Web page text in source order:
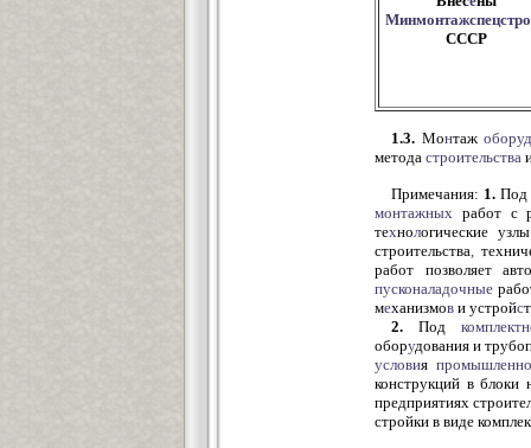
СССР
1.3. Монтаж
метода строительства
Примечания: 1.Под
монтажных работ с
технологические
строительства,
работ позволяет
пусконаладочные
механизмов и устройс
2. Под
оборудования и
условия
конструкций в блоки
предприятиях
стройки в виде